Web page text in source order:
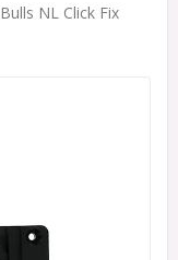
Bulls NL Click Fix